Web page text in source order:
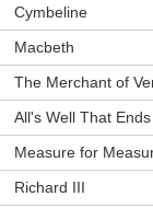
Cymbeline
Macbeth
The Merchant of
All's Well That
Measure for
Richard III